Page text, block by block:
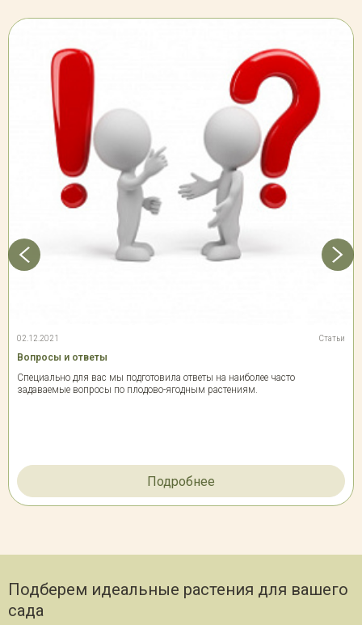
02.12.2021 Статьи
Вопросы и ответы
Специально для вас мы подготовила ответы на наиболее часто
задаваемые вопросы по плодово-ягодным растениям.
Подробнее
Подберем идеальные растения для вашего
сада